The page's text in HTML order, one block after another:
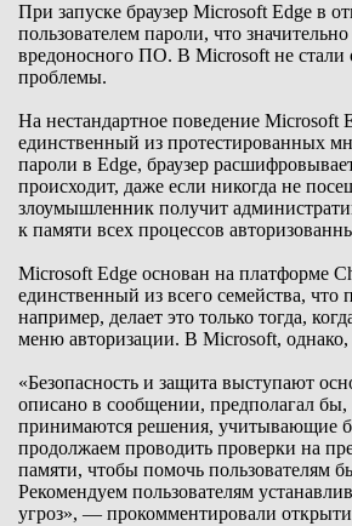
При запуске браузер Microsoft Edge в
пользователем пароли, что
вредоносного ПО. В Microsoft не стали
проблемы.
На нестандартное поведение Microsoft
единственный из протестированных
пароли в Edge, браузер
происходит, даже если никогда не
злоумышленник получит
к памяти всех процессов
Microsoft Edge основан на платформе
единственный из всего семейства,
например, делает это только тогда,
меню авторизации. В Microsoft,
«Безопасность и защита выступают
описано в сообщении, предполагал
принимаются решения, учитывающие
продолжаем проводить проверки на
памяти, чтобы помочь пользователям
Рекомендуем пользователям
угроз», — прокомментировали